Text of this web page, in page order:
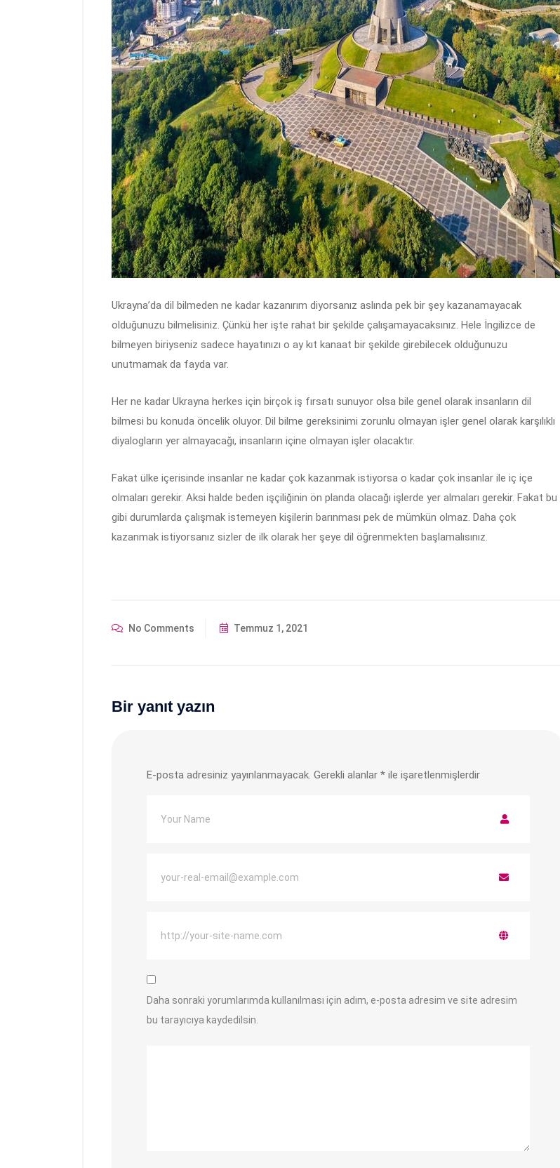
Ukrayna’da dil bilmeden ne kadar kazanırım diyorsanız aslında pek bir şey kazanamayacak
olduğunuzu bilmelisiniz. Çünkü her işte rahat bir şekilde çalışamayacaksınız. Hele İngilizce de
bilmeyen biriyseniz sadece hayatınızı o ay kıt kanaat bir şekilde girebilecek olduğunuzu
unutmamak da fayda var.
Her ne kadar Ukrayna herkes için birçok iş fırsatı sunuyor olsa bile genel olarak insanların dil
bilmesi bu konuda öncelik oluyor. Dil bilme gereksinimi zorunlu olmayan işler genel olarak karşılıklı
diyalogların yer almayacağı, insanların içine olmayan işler olacaktır.
Fakat ülke içerisinde insanlar ne kadar çok kazanmak istiyorsa o kadar çok insanlar ile iç içe
olmaları gerekir. Aksi halde beden işçiliğinin ön planda olacağı işlerde yer almaları gerekir. Fakat bu
gibi durumlarda çalışmak istemeyen kişilerin barınması pek de mümkün olmaz. Daha çok
kazanmak istiyorsanız sizler de ilk olarak her şeye dil öğrenmekten başlamalısınız.
No Comments Temmuz 1, 2021
Bir yanıt yazın
E-posta adresiniz yayınlanmayacak. Gerekli alanlar * ile işaretlenmişlerdir
Daha sonraki yorumlarımda kullanılması için adım, e-posta adresim ve site adresim
bu tarayıcıya kaydedilsin.